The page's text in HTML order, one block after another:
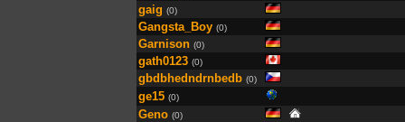
gaig (0)
Gangsta_Boy (0)
Garnison (0)
gath0123 (0)
gbdbhedndrnbedb (0)
ge15 (0)
Geno (0)